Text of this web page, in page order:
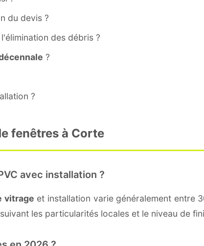
du devis ?
des débris ?
?
?
fenêtres à Corte
avec installation ?
vitrage et installation varie généralement entre
les particularités locales et le niveau de